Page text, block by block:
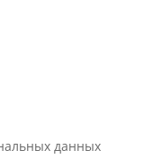
данных